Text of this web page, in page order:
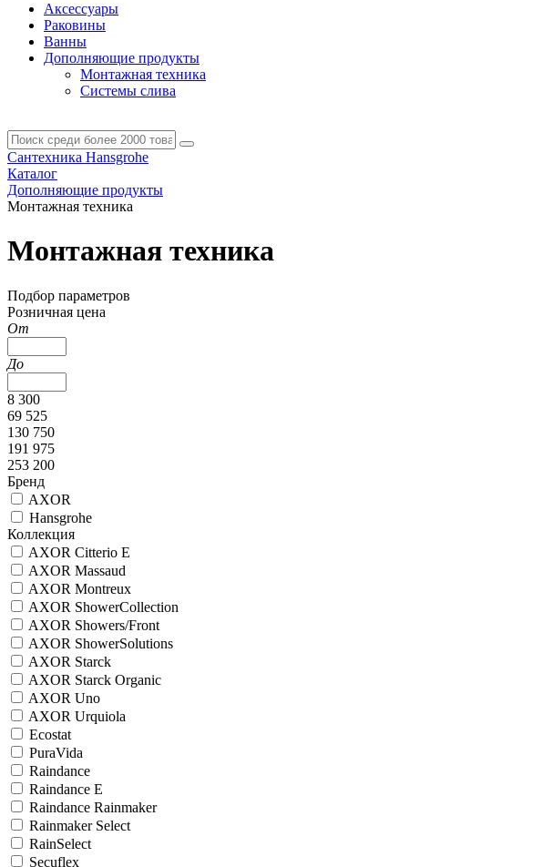
Аксессуары
Раковины
Ванны
Дополняющие продукты
Монтажная техника
Системы слива
Сантехника Hansgrohe
Каталог
Дополняющие продукты
Монтажная техника
Монтажная техника
Подбор параметров
Розничная цена
От
До
8 300
69 525
130 750
191 975
253 200
Бренд
AXOR
Hansgrohe
Коллекция
AXOR Citterio E
AXOR Massaud
AXOR Montreux
AXOR ShowerCollection
AXOR Showers/Front
AXOR ShowerSolutions
AXOR Starck
AXOR Starck Organic
AXOR Uno
AXOR Urquiola
Ecostat
PuraVida
Raindance
Raindance E
Raindance Rainmaker
Rainmaker Select
RainSelect
Secuflex